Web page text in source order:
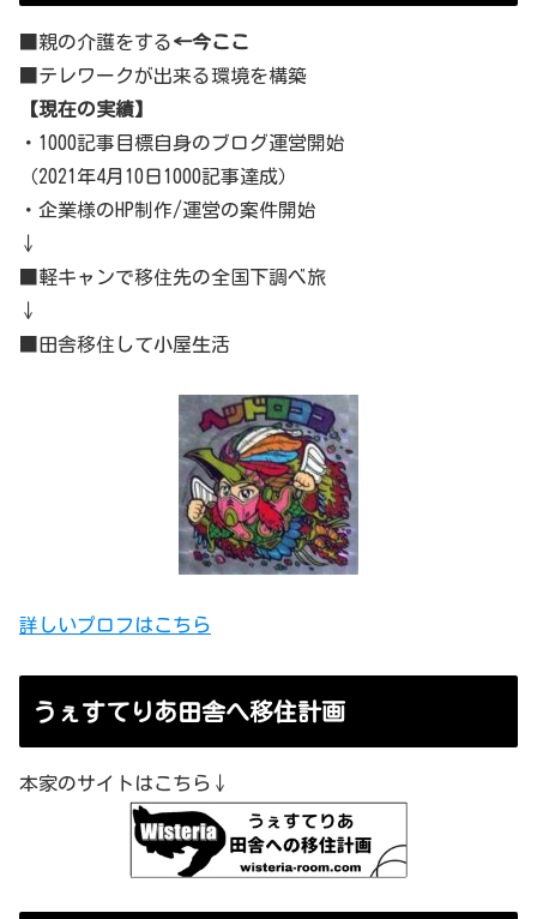
■親の介護をする←今ここ
■テレワークが出来る環境を構築
【現在の実績】
・1000記事目標自身のブログ運営開始
（2021年4月10日1000記事達成）
・企業様のHP制作/運営の案件開始
↓
■軽キャンで移住先の全国下調べ旅
↓
■田舎移住して小屋生活
詳しいプロフはこちら
うぇすてりあ田舎へ移住計画
本家のサイトはこちら↓